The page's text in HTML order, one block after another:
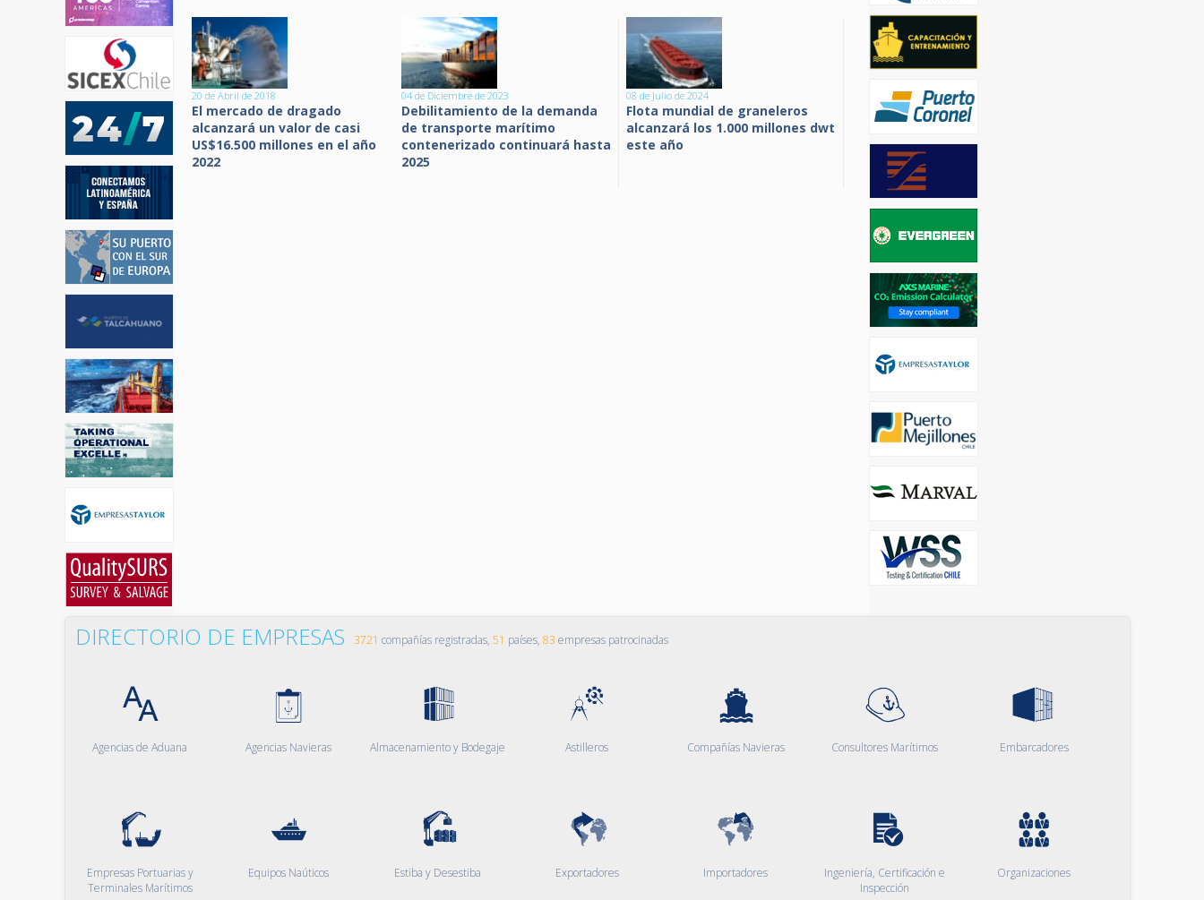
20 de Abril de 2018
El mercado de dragado
alcanzará un valor de casi
US$16.500 millones en el año
2022
04 de Diciembre de 2023
Debilitamiento de la demanda
de transporte marítimo
contenerizado continuará hasta
2025
08 de Julio de 2024
Flota mundial de graneleros
alcanzará los 1.000 millones dwt
este año
DIRECTORIO DE EMPRESAS 3721 compañías registradas, 51 países, 83 empresas patrocinadas
Agencias de Aduana Agencias Navieras Almacenamiento y Bodegaje Astilleros Compañías Navieras Consultores Marítimos Embarcadores
Empresas Portuarias y
Terminales Marítimos
Equipos Naúticos Estiba y Desestiba Exportadores Importadores
Ingeniería, Certificación e
Inspección
Organizaciones